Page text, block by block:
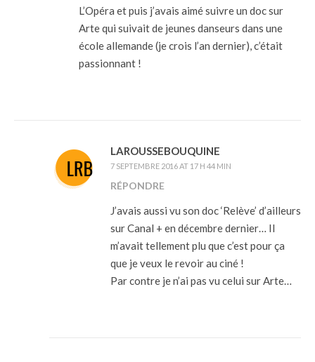
L’Opéra et puis j’avais aimé suivre un doc sur
Arte qui suivait de jeunes danseurs dans une
école allemande (je crois l’an dernier), c’était
passionnant !
LAROUSSEBOUQUINE
7 SEPTEMBRE 2016 AT 17 H 44 MIN
RÉPONDRE
J’avais aussi vu son doc ‘Relève’ d’ailleurs
sur Canal + en décembre dernier… Il
m’avait tellement plu que c’est pour ça
que je veux le revoir au ciné !
Par contre je n’ai pas vu celui sur Arte…